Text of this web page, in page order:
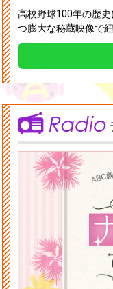
高校野球100年の歴
つ膨大な秘蔵映像で紐